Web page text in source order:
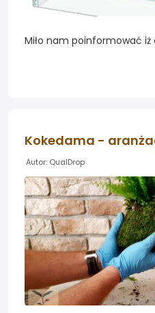
Miło nam poinformować iż
podjąć wyzwanie
Kokedama -
Autor: QualDrop